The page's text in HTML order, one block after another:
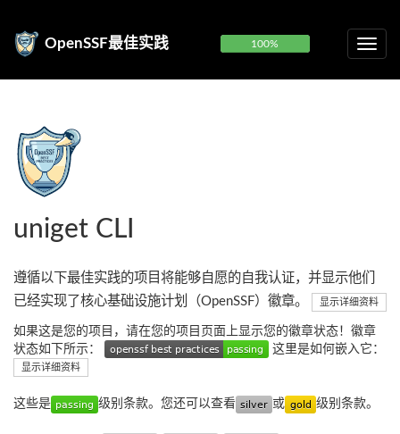
OpenSSF最佳实践 100%
uniget CLI
遵循以下最佳实践的项目将能够自愿的自我认证，并显示他们
已经实现了核心基础设施计划（OpenSSF）徽章。
显示详细资料
如果这是您的项目，请在您的项目页面上显示您的徽章状态！徽章
状态如下所示：
这里是如何嵌入它：
显示详细资料
这些是 级别条款。您还可以查看 或 级别条款。